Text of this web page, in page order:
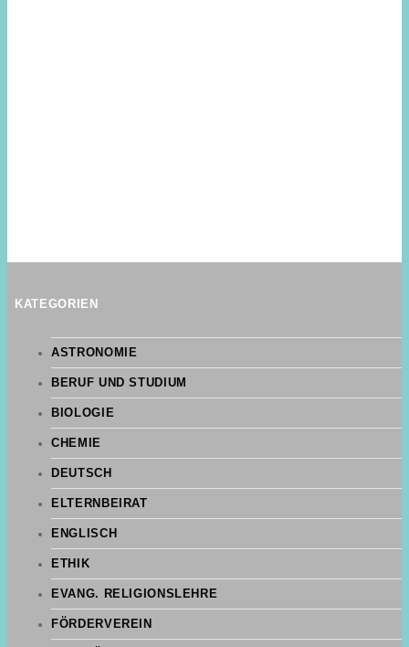
KATEGORIEN
ASTRONOMIE
BERUF UND STUDIUM
BIOLOGIE
CHEMIE
DEUTSCH
ELTERNBEIRAT
ENGLISCH
ETHIK
EVANG. RELIGIONSLEHRE
FÖRDERVEREIN